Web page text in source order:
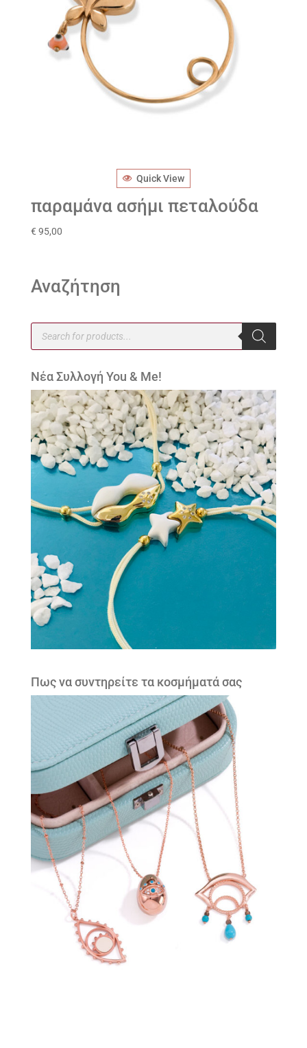
Quick View
παραμάνα ασήμι πεταλούδα
€ 95,00
Αναζήτηση
Products
search
Νέα Συλλογή You & Me!
Πως να συντηρείτε τα κοσμήματά σας